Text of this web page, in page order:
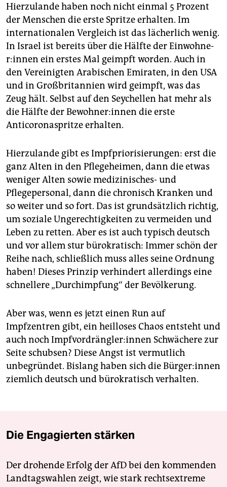
Hierzulande haben noch nicht einmal 5 Prozent
der Menschen die erste Spritze erhalten. Im
internationalen Vergleich ist das lächerlich wenig.
In Israel ist bereits über die Hälfte der Ein­woh­ne­
r:in­nen ein erstes Mal geimpft worden. Auch in
den Vereinigten Arabischen Emiraten, in den USA
und in Großbritannien wird geimpft, was das
Zeug hält. Selbst auf den Seychellen hat mehr als
die Hälfte der Be­woh­ne­r:in­nen die erste
Anticoronaspritze erhalten.
Hierzulande gibt es Impfpriorisierungen: erst die
ganz Alten in den Pflegeheimen, dann die etwas
weniger Alten sowie medizinisches- und
Pflegepersonal, dann die chronisch Kranken und
so weiter und so fort. Das ist grundsätzlich richtig,
um soziale Ungerechtigkeiten zu vermeiden und
Leben zu retten. Aber es ist auch typisch deutsch
und vor allem stur bürokratisch: Immer schön der
Reihe nach, schließlich muss alles seine Ordnung
haben! Dieses Prinzip verhindert allerdings eine
schnellere „Durchimpfung“ der Bevölkerung.
Aber was, wenn es jetzt einen Run auf
Impfzentren gibt, ein heilloses Chaos entsteht und
auch noch Impf­vor­dräng­le­r:in­nen Schwächere zur
Seite schubsen? Diese Angst ist vermutlich
unbegründet. Bislang haben sich die Bür­ge­r:in­nen
ziemlich deutsch und bürokratisch verhalten.
Die Engagierten stärken
Der drohende Erfolg der AfD bei den kommenden
Landtagswahlen zeigt, wie stark rechtsextreme